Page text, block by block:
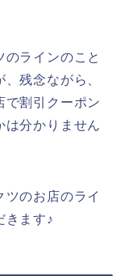
ラインのこと
残念ながら、
で割引クーポン
は分かりません
のお店のライ
きます♪